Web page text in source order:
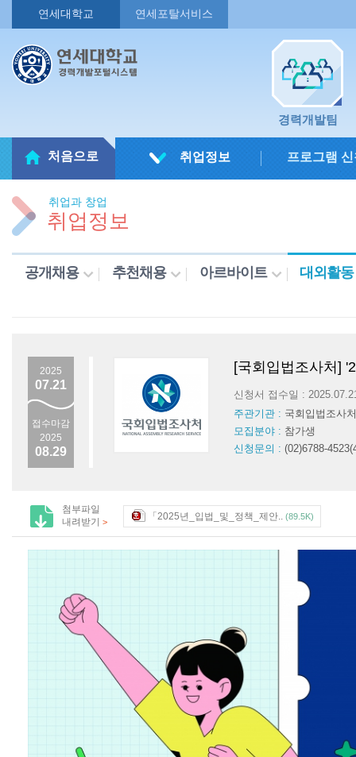
연세대학교 연세포탈서비스
경력개발팀
처음으로 취업정보 프로그램
취업과 창업
취업정보
공개채용 추천채용 아르바이트 대외활동
2025
07.21
접수마감
2025
08.29
[국회입법조사처]
신청서 접수일 :
주관기관 : 국회입법조사처
모집분야 : 참가생
신청문의 : (02)6788-
첨부파일
내려받기 > 「2025년_입법_및_정책_제안.. (89.5K)